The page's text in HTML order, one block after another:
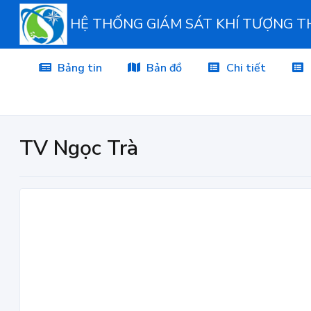
HỆ THỐNG GIÁM SÁT KHÍ TƯỢNG
Bảng tin Bản đồ Chi tiết
TV Ngọc Trà